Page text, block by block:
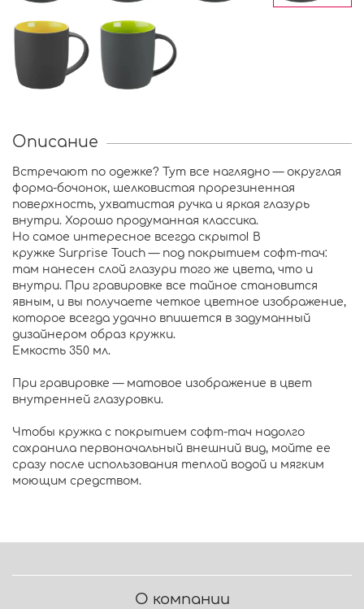
Описание
Встречают по одежке? Тут все наглядно — округлая
форма-бочонок, шелковистая прорезиненная
поверхность, ухватистая ручка и яркая глазурь
внутри. Хорошо продуманная классика.
Но самое интересное всегда скрыто! В
кружке Surprise Touch — под покрытием софт-тач:
там нанесен слой глазури того же цвета, что и
внутри. При гравировке все тайное становится
явным, и вы получаете четкое цветное изображение,
которое всегда удачно впишется в задуманный
дизайнером образ кружки.
Емкость 350 мл.
При гравировке — матовое изображение в цвет
внутренней глазуровки.
Чтобы кружка с покрытием софт-тач надолго
сохранила первоначальный внешний вид, мойте ее
сразу после использования теплой водой и мягким
моющим средством.
О компании